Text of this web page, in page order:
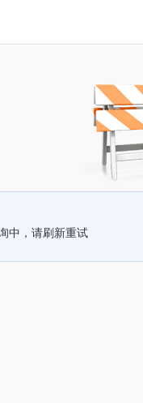
中，请刷新重试